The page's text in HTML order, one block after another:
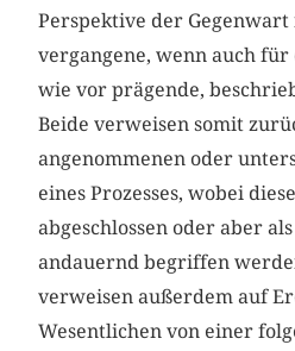
Perspektive der
vergangene, wenn auch
wie vor prägende,
Beide verweisen somit
angenommenen oder
eines Prozesses, wobei
abgeschlossen oder aber
andauernd begriffen
verweisen außerdem auf
Wesentlichen von einer